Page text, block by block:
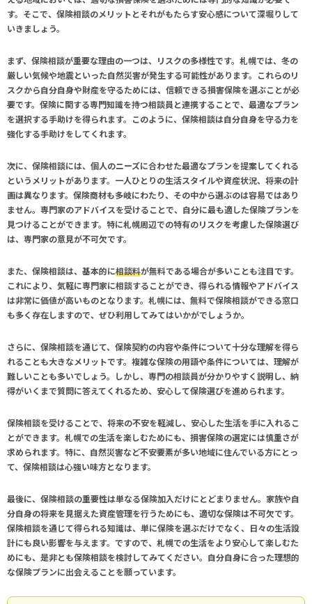
す。そこで、保険相談のメリットとそれがもたらす安心感について深堀りして
いきましょう。
まず、保険相談が重要な理由の一つは、リスクの多様性です。札幌では、冬の
厳しい気候や地震といった自然災害が発生する可能性があります。これらのリ
スクから自分自身や財産を守るためには、信頼できる損害保険を選ぶことが必
要です。保険に関する専門知識を持つ相談員と連携することで、最適なプラン
を選択する手助けを得られます。このように、保険相談は自分自身を守る力を
強化する手助けをしてくれます。
次に、保険相談には、個人のニーズに合わせた最適なプランを提案してくれる
というメリットがあります。一人ひとりの生活スタイルや資産状況、将来の計
画は異なります。保険商材も多岐にわたり、その中から選ぶのは容易ではあり
ません。専門家のアドバイスを受けることで、自分に最も適した保険プランを
見つけることができます。特に札幌周辺での特有のリスクを考慮した保険選び
は、専門家の意見が不可欠です。
また、保険相談は、基本的に相談料が無料である場合が多いことも注目です。
これにより、気軽に専門家に相談することができ、得られる情報やアドバイス
は非常に価値が高いものとなります。札幌には、無料で保険相談ができる窓口
も多く存在しますので、ぜひ利用してみてはいかがでしょうか。
さらに、保険相談を通じて、保険契約の内容や条件について十分な理解を得ら
れることも大きなメリットです。複雑な保険の用語や条件については、理解が
難しいことも多いでしょう。しかし、専門の相談員が分かりやすく説明し、納
得がいくまで質問に答えてくれるため、安心して保険選びを進められます。
保険相談を受けることで、将来の不安を軽減し、安心した生活を手に入れるこ
とができます。札幌での生活を楽しむためにも、損害保険の選定には慎重さが
求められます。特に、自然災害など不安要素が多い地域に住んでいる方にとっ
て、保険相談は心強い味方となります。
最後に、保険相談の重要性は単なる保険加入だけにとどまりません。家族や自
分自身の将来を見据えた資産管理を行うためにも、適切な保険は不可欠です。
保険相談を通じて得られる知識は、単に保険を選ぶだけでなく、日々の生活設
計にも良い影響を与えます。ですので、札幌での生活をより安心して楽しむた
めにも、是非とも保険相談を検討してみてください。自分自身に合った理想的
な保険プランに出会えることを願っています。